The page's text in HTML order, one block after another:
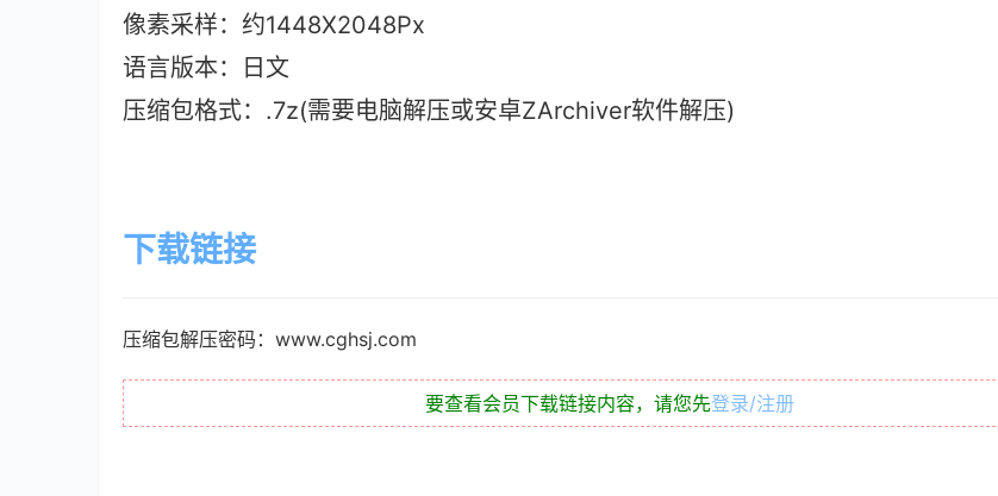
像素采样：约1448X2048Px
语言版本：日文
压缩包格式：.7z(需要电脑解压或安卓ZArchiver软件解压)
下载链接
压缩包解压密码：www.cghsj.com
要查看会员下载链接内容，请您先登录/注册